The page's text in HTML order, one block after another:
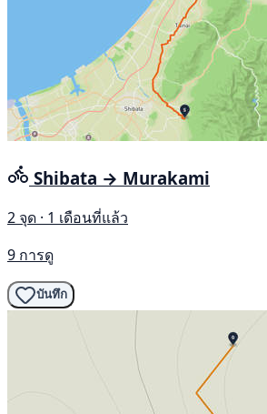
Shibata → Murakami
2 จุด · 1 เดือนที่แล้ว
9 การดู
บันทึก